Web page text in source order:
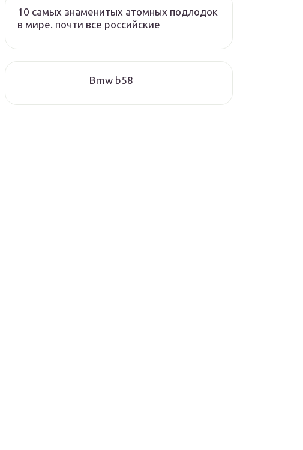
10 самых знаменитых атомных подлодок
в мире. почти все российские
Bmw b58